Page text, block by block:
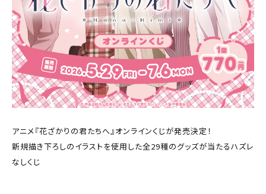
アニメ『花ざかりの君たちへ』オンラインくじが発売決定！
新規描き下ろしのイラストを使用した全29種のグッズが当たるハズレ
なしくじ